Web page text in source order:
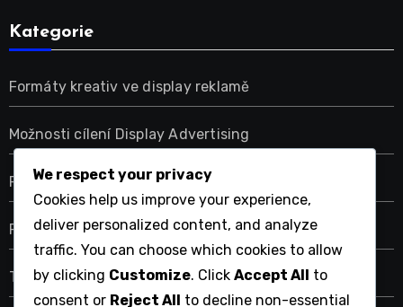
Kategorie
Formáty kreativ ve display reklamě
Možnosti cílení Display Advertising
Platformy pro zobrazovací reklamu
Rozpočtování reklamy na displejích
Trendy v displejové reklamě
We respect your privacy
Cookies help us improve your experience,
deliver personalized content, and analyze
traffic. You can choose which cookies to allow
by clicking Customize. Click Accept All to
consent or Reject All to decline non-essential